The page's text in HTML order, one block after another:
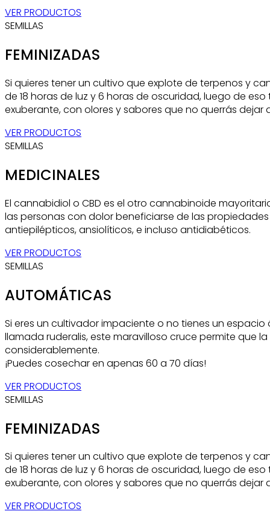
VER PRODUCTOS
SEMILLAS
FEMINIZADAS
Si quieres tener un cultivo que explote de terpenos y
de 18 horas de luz y 6 horas de oscuridad, luego de
exuberante, con olores y sabores que no querrás dejar
VER PRODUCTOS
SEMILLAS
MEDICINALES
El cannabidiol o CBD es el otro cannabinoide
las personas con dolor beneficiarse de las
antiepilépticos, ansiolíticos, e incluso antidiabéticos.
VER PRODUCTOS
SEMILLAS
AUTOMÁTICAS
Si eres un cultivador impaciente o no tienes un
llamada ruderalis, este maravilloso cruce permite que
considerablemente.
¡Puedes cosechar en apenas 60 a 70 días!
VER PRODUCTOS
SEMILLAS
FEMINIZADAS
Si quieres tener un cultivo que explote de terpenos y
de 18 horas de luz y 6 horas de oscuridad, luego de
exuberante, con olores y sabores que no querrás dejar
VER PRODUCTOS